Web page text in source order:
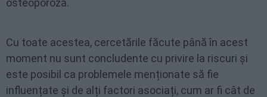
osteoporoză.
Cu toate acestea, cercetările făcute până în acest
moment nu sunt concludente cu privire la riscuri și
este posibil ca problemele menționate să fie
influențate și de alți factori asociați, cum ar fi cât de